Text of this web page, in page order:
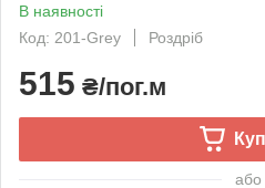
В наявності
Код: 201-Grey
Роздріб
515 ₴/пог.м
або